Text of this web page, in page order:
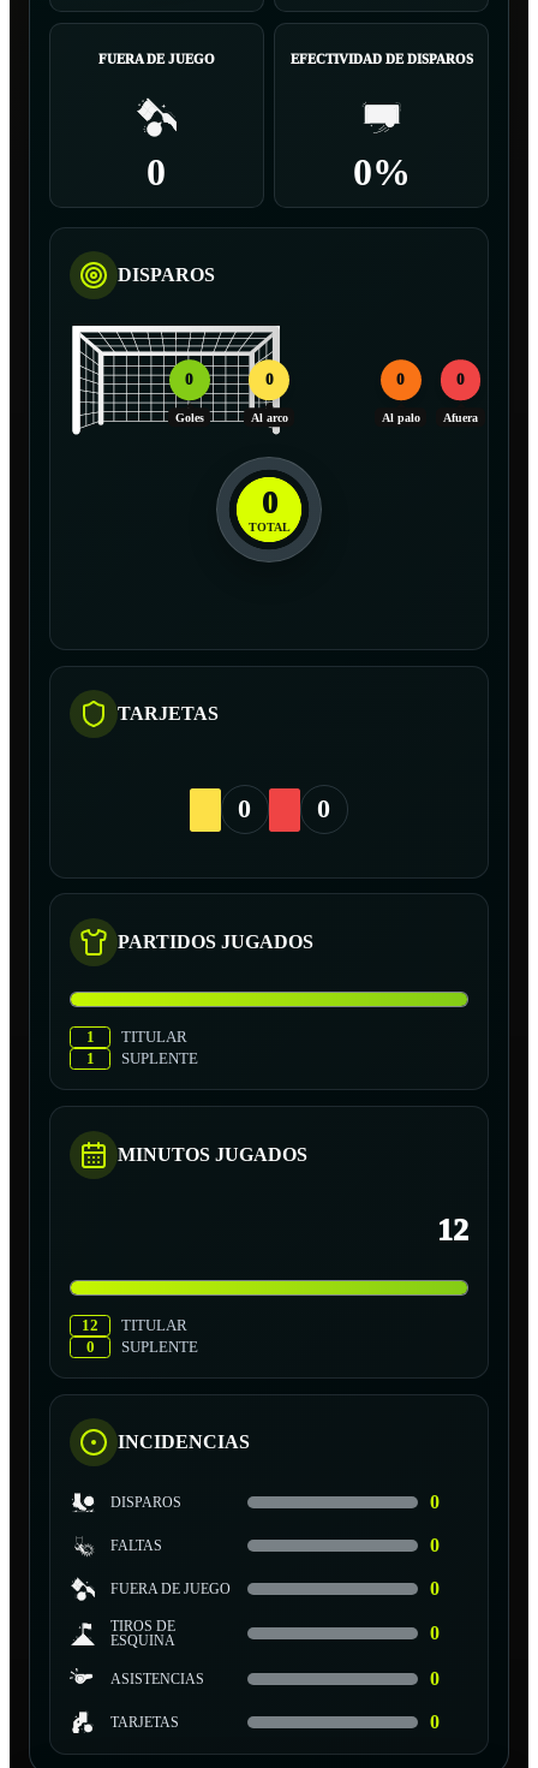
FUERA DE JUEGO
0
EFECTIVIDAD DE DISPAROS
0%
DISPAROS
0
Goles
0
Al arco
0
Al palo
0
Afuera
0
TOTAL
TARJETAS
0 0
PARTIDOS JUGADOS
1
TITULAR
1
SUPLENTE
MINUTOS JUGADOS
12
12
TITULAR
0
SUPLENTE
INCIDENCIAS
DISPAROS 0
FALTAS 0
FUERA DE JUEGO 0
TIROS DE
ESQUINA
0
ASISTENCIAS 0
TARJETAS 0